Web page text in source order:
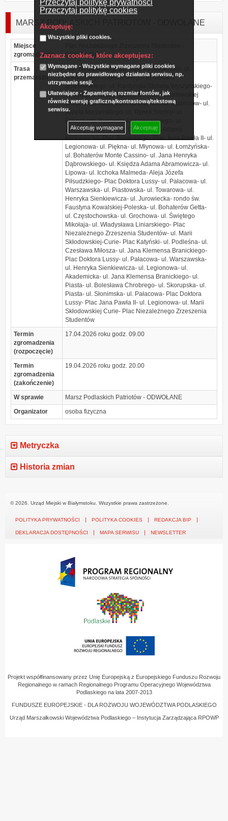
Przeczytaj politykę prywatności
Przeczytaj politykę cookies
Akceptuję:
Wszystkie pliki cookies.
Zaznacz cookies, które akceptujesz:
Wymagane - Wszystkie wymagane pliki cookies
niezbędne do prawidłowego działania serwisu, np.
utrzymanie sesji.
Ułatwiające - Zapamiętują rozmiar fontów, jak
również wersję graficzną/kontrastową/tekstową
serwisu.
Akceptuję wymagane Akceptuję
MARSZ PODLASKICH PATRIOTÓW - ODWOŁANE
Miejsce
zgromadzenia
ODWOŁANE
Trasa
przemarszu
Plac Niezależnego Zrzeszenia Studentów- ul.
Konstantego Kalinowskiego- ul. Oskara
Sosnowskiego- ul. Kardynała Stefana Wyszyńskiego-
ul. Jerzego Waszyngtona- ul. Marii Skłodowskiej
Curie- Plac Niezależnego Zrzeszenia Studentów- ul.
Józefa Marjańskiego- ul. Rynek.Sienny- ul.
Prezydenta Ryszarda Kaczorowskiego- ul.
Zwierzyniecka- ul. Św. Ojca Pio- ul. Adama
Mickiewicza- Plac Branickiego- Plac Jana Pawła II- ul.
Legionowa- ul. Piękna- ul. Młynowa- ul. Łomżyńska-
ul. Bohaterów Monte Cassino- ul. Jana Henryka
Dąbrowskiego- ul. Księdza Adama Abramowicza- ul.
Lipowa- ul. Icchoka Malmeda- Aleja Józefa
Piłsudzkiego- Plac Doktora Lussy- ul. Pałacowa- ul.
Warszawska- ul. Piastowska- ul. Towarowa- ul.
Henryka Sienkiewicza- ul. Jurowiecka- rondo św.
Faustyna Kowalskiej-Poleska- ul. Bohaterów Getta-
ul. Częstochowska- ul. Grochowa- ul. Świętego
Mikołaja- ul. Władysława Liniarskiego- Plac
Niezależnego Zrzeszenia Studentów- ul. Marii
Skłodowskiej-Curie- Plac Katyński- ul. Podleśna- ul.
Czesława Miłosza- ul. Jana Klemensa Branickiego-
Plac Doktora Lussy- ul. Pałacowa- ul. Warszawska-
ul. Henryka Sienkiewicza- ul. Legionowa- ul.
Akademicka- ul. Jana Klemensa Branickiego- ul.
Piasta- ul. Bolesława Chrobrego- ul. Skorupska- ul.
Piasta- ul. Słonimska- ul. Pałacowa- Plac Doktora
Lussy- Plac Jana Pawła II- ul. Legionowa- ul. Marii
Skłodowskiej Curie- Plac Niezależnego Zrzeszenia
Studentów
Termin
zgromadzenia
(rozpoczęcie)
17.04.2026 roku godz. 09.00
Termin
zgromadzenia
(zakończenie)
19.04.2026 roku godz. 20.00
W sprawie
Marsz Podlaskich Patriotów - ODWOŁANE
Organizator
osoba fizyczna
Metryczka
Historia zmian
© 2026. Urząd Miejski w Białymstoku. Wszystkie prawa zastrzeżone.
POLITYKA PRYWATNOŚCI POLITYKA COOKIES REDAKCJA BIP
DEKLARACJA DOSTĘPNOŚCI MAPA SERWISU NEWSLETTER
Projekt współfinansowany przez Unię Europejską z Europejskiego Funduszu Rozwoju
Regionalnego w ramach Regionalnego Programu Operacyjnego Województwa
Podlaskiego na lata 2007-2013
FUNDUSZE EUROPEJSKIE - DLA ROZWOJU WOJEWÓDZTWA PODLASKIEGO
Urząd Marszałkowski Województwa Podlaskiego – Instytucja Zarządzająca RPOWP